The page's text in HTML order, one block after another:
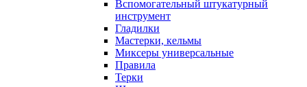
Вспомогательный штукатурный
инструмент
Гладилки
Мастерки, кельмы
Миксеры универсальные
Правила
Терки